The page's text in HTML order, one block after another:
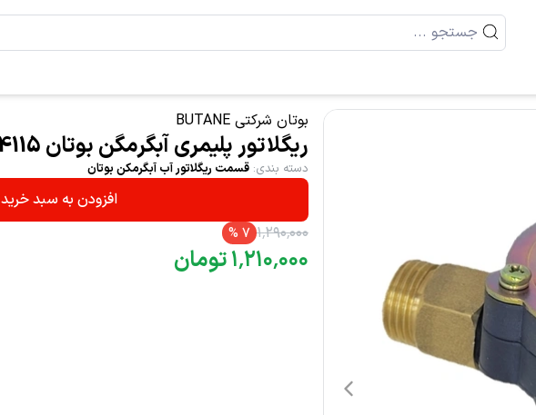
بوتان شرکتی BUTANE
ریگلاتور پلیمری آبگرمگن بوتان 4115-کوتاهS 4202
دسته بندی: قسمت ریگلاتور آب آبگرمکن بوتان
افزودن به سبد خرید
۱٬۲۹۰٬۰۰۰ 7
%
۱٬۲۱۰٬۰۰۰ تومان